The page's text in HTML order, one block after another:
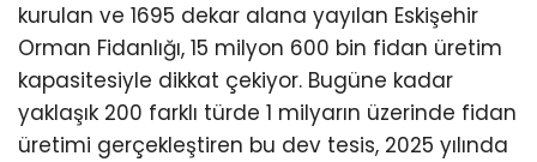
kurulan ve 1695 dekar alana yayılan Eskişehir
Orman Fidanlığı, 15 milyon 600 bin fidan üretim
kapasitesiyle dikkat çekiyor. Bugüne kadar
yaklaşık 200 farklı türde 1 milyarın üzerinde fidan
üretimi gerçekleştiren bu dev tesis, 2025 yılında